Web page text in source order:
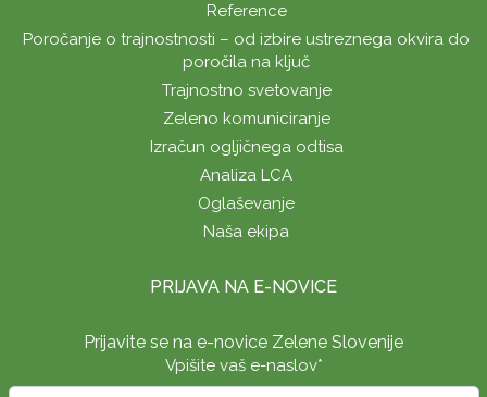
Reference
Poročanje o trajnostnosti – od izbire ustreznega okvira do
poročila na ključ
Trajnostno svetovanje
Zeleno komuniciranje
Izračun ogljičnega odtisa
Analiza LCA
Oglaševanje
Naša ekipa
PRIJAVA NA E-NOVICE
Prijavite se na e-novice Zelene Slovenije
Vpišite vaš e-naslov*